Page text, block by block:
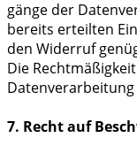
gän­ge der
bereits erteil­ten
den Wider­ruf
Die
7. Recht auf